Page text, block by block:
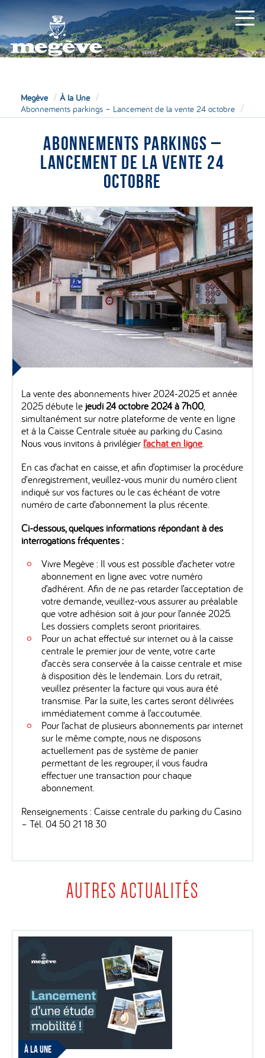
Megève
À la Une
Abonnements parkings – Lancement de la vente 24 octobre
ABONNEMENTS PARKINGS –
LANCEMENT DE LA VENTE 24
OCTOBRE
La vente des abonnements hiver 2024-2025 et année
2025 débute le jeudi 24 octobre 2024 à 7h00,
simultanément sur notre plateforme de vente en ligne
et à la Caisse Centrale située au parking du Casino.
Nous vous invitons à privilégier l’achat en ligne.
En cas d’achat en caisse, et afin d’optimiser la procédure
d’enregistrement, veuillez-vous munir du numéro client
indiqué sur vos factures ou le cas échéant de votre
numéro de carte d’abonnement la plus récente.
Ci-dessous, quelques informations répondant à des
interrogations fréquentes :
Vivre Megève : Il vous est possible d’acheter votre
abonnement en ligne avec votre numéro
d’adhérent. Afin de ne pas retarder l’acceptation de
votre demande, veuillez-vous assurer au préalable
que votre adhésion soit à jour pour l’année 2025.
Les dossiers complets seront prioritaires.
Pour un achat effectué sur internet ou à la caisse
centrale le premier jour de vente, votre carte
d’accès sera conservée à la caisse centrale et mise
à disposition dès le lendemain. Lors du retrait,
veuillez présenter la facture qui vous aura été
transmise. Par la suite, les cartes seront délivrées
immédiatement comme à l’accoutumée.
Pour l’achat de plusieurs abonnements par internet
sur le même compte, nous ne disposons
actuellement pas de système de panier
permettant de les regrouper, il vous faudra
effectuer une transaction pour chaque
abonnement.
Renseignements : Caisse centrale du parking du Casino
– Tél. 04 50 21 18 30
AUTRES ACTUALITÉS
À LA UNE